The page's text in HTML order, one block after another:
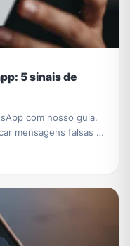
5 sinais de
com nosso guia.
mensagens falsas e